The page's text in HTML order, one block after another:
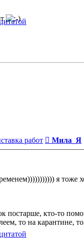
работ Мила_Я
я тоже
постарше, кто-то
то на карантине,